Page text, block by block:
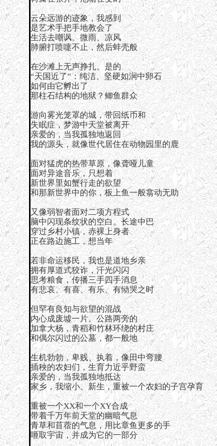
云朵远游的迹象，我感到
是艺术手把手地教会了
生活去嘲讽。微雨、凉风
肺腑打喷嚏不止，然后蚌壳般
在沙滩上无声挣扎。是的
“天国近了”：纯洁、坚硬如涧中卵石
如何由它孵出了
那柱石结构的地狱？鲫鱼群众
游向雾光笼罩的城，带回纸币和
失眠症，梦游中天堂被离开
亲爱的，当我孤独地返回
我的源头，就像世代居住在动物园里的鹿
面对猛虎的热带草原，像聋哑儿童
面对异途音乐，只想着
新世界里如蟹行走的欲望
和那新世界中的你，板上鱼一般翕动无助
又像弱智者面对二项方程式
脑中闪现条纹状的空白。长途中巴
穿过乡村小镇，赤裸上身者
正在路边施工，想当年
若非命运移民，我也是道地乡亲
拥有厚道式狡诈，汗光闪闪
思考粮食，传播三手四手消息
有悲哀、有喜、有乐、有恸哭之时
但罕有良知与欲望的混战
内心成废墟一片。公路两旁的
加拿大杨，青稻和竹林环绕的村庄
和偶尔闪过的公墓，都一般地
生机勃勃，卑贱、执着，像田中弯腰
插秧的农妇们，生育力近乎野蛮
亲爱的，当我孤独地抵达
家乡，我缩小、新生，重被一个农妇的子宫孕育
重被一个XX和一个XY合成
带着千万年前天堂的幽暗气息
青草和苜蓿的气息，用比章鱼更多的手
咂取宇宙，并成为它的一部分